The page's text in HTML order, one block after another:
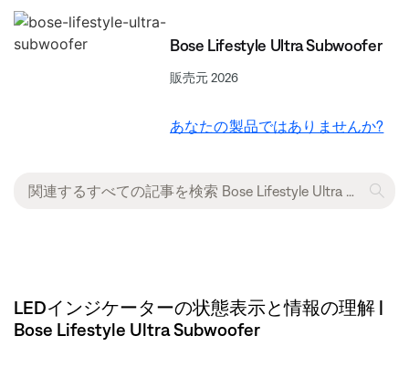
Bose Lifestyle Ultra Subwoofer
販売元 2026
あなたの製品ではありませんか?
LEDインジケーターの状態表示と情報の理解 |
Bose Lifestyle Ultra Subwoofer